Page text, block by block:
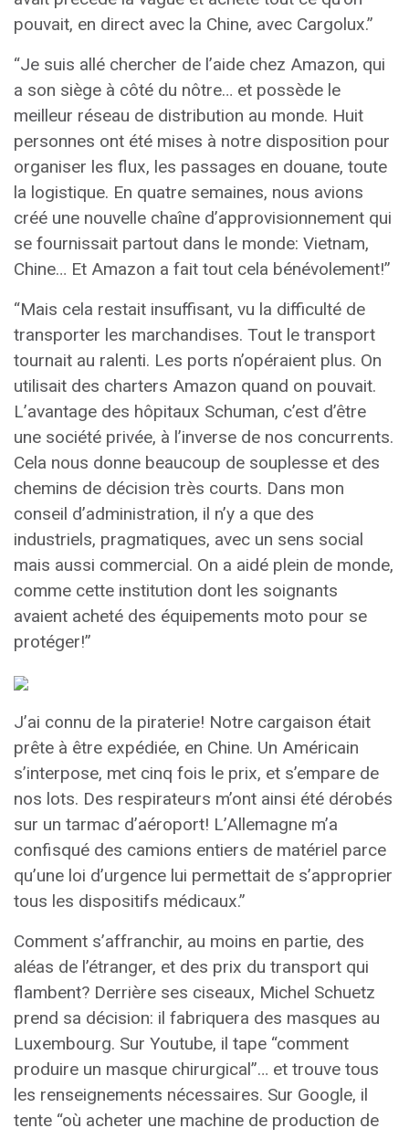
pouvait, en direct avec la Chine, avec Cargolux.”
“Je suis allé chercher de l’aide chez Amazon, qui
a son siège à côté du nôtre… et possède le
meilleur réseau de distribution au monde. Huit
personnes ont été mises à notre disposition pour
organiser les flux, les passages en douane, toute
la logistique. En quatre semaines, nous avions
créé une nouvelle chaîne d’approvisionnement qui
se fournissait partout dans le monde: Vietnam,
Chine… Et Amazon a fait tout cela bénévolement!”
“Mais cela restait insuffisant, vu la difficulté de
transporter les marchandises. Tout le transport
tournait au ralenti. Les ports n’opéraient plus. On
utilisait des charters Amazon quand on pouvait.
L’avantage des hôpitaux Schuman, c’est d’être
une société privée, à l’inverse de nos concurrents.
Cela nous donne beaucoup de souplesse et des
chemins de décision très courts. Dans mon
conseil d’administration, il n’y a que des
industriels, pragmatiques, avec un sens social
mais aussi commercial. On a aidé plein de monde,
comme cette institution dont les soignants
avaient acheté des équipements moto pour se
protéger!”
J’ai connu de la piraterie! Notre cargaison était
prête à être expédiée, en Chine. Un Américain
s’interpose, met cinq fois le prix, et s’empare de
nos lots. Des respirateurs m’ont ainsi été dérobés
sur un tarmac d’aéroport! L’Allemagne m’a
confisqué des camions entiers de matériel parce
qu’une loi d’urgence lui permettait de s’approprier
tous les dispositifs médicaux.”
Comment s’affranchir, au moins en partie, des
aléas de l’étranger, et des prix du transport qui
flambent? Derrière ses ciseaux, Michel Schuetz
prend sa décision: il fabriquera des masques au
Luxembourg. Sur Youtube, il tape “comment
produire un masque chirurgical”… et trouve tous
les renseignements nécessaires. Sur Google, il
tente “où acheter une machine de production de